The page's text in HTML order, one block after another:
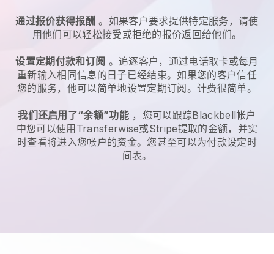
通过报价获得报酬 。如果客户要求提供特定服务，请使
用他们可以轻松接受或拒绝的报价返回给他们。
设置定期付款和订阅 。追逐客户，通过电话取卡或每月
重新输入相同信息的日子已经结束。如果您的客户信任
您的服务，他可以简单地设置定期订阅。计费很简单。
我们还启用了“余额”功能 ，您可以跟踪Blackbell帐户
中您可以使用Transferwise或Stripe提取的金额，并实
时查看将进入您帐户的资金。您甚至可以为付款设定时
间表。